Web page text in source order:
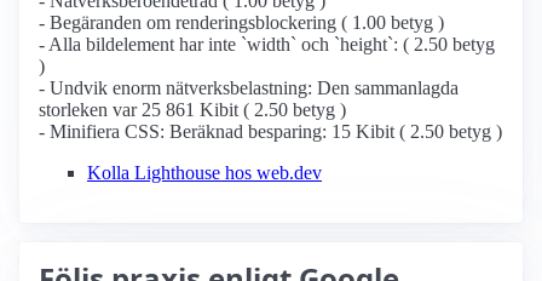
- Begäranden om renderingsblockering ( 1.00 betyg )
- Alla bildelement har inte `width` och `height`: ( 2.50 betyg
)
- Undvik enorm nätverksbelastning: Den sammanlagda
storleken var 25 861 Kibit ( 2.50 betyg )
- Minifiera CSS: Beräknad besparing: 15 Kibit ( 2.50 betyg )
Kolla Lighthouse hos web.dev